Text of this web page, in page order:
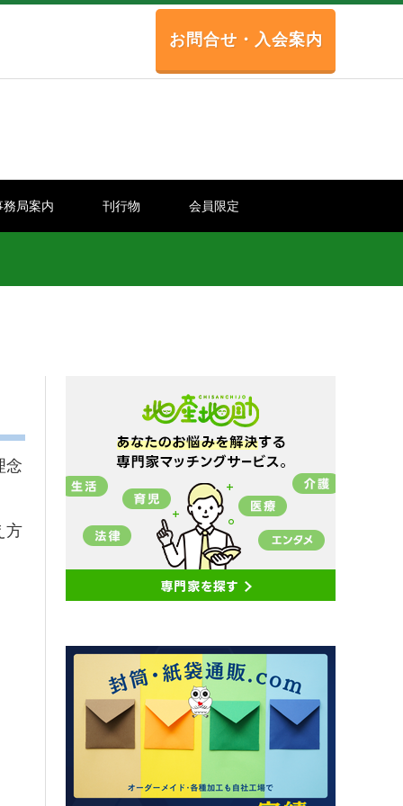
お問合せ・入会案内
務局案内 刊行物 会員限定
念
方